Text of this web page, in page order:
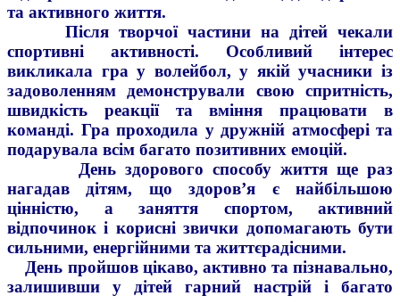
та активного життя.
Після творчої частини на дітей чекали
спортивні активності. Особливий інтерес
викликала гра у волейбол, у якій учасники із
задоволенням демонстрували свою спритність,
швидкість реакції та вміння працювати в
команді. Гра проходила у дружній атмосфері та
подарувала всім багато позитивних емоцій.
День здорового способу життя ще раз
нагадав дітям, що здоров’я є найбільшою
цінністю, а заняття спортом, активний
відпочинок і корисні звички допомагають бути
сильними, енергійними та життєрадісними.
День пройшов цікаво, активно та пізнавально,
залишивши у дітей гарний настрій і багато